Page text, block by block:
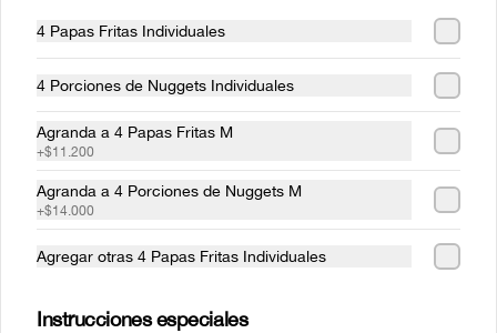
Despacho
Información sobre Productos e Imágenes
Politica de Consumidor y Campaña
Política de privacidad y tratamiento de datos personales
Términos y condiciones
Redes sociales
4 Papas Fritas Individuales
4 Porciones de Nuggets Individuales
Agranda a 4 Papas Fritas M
+$11.200
Agranda a 4 Porciones de Nuggets M
+$14.000
Agregar otras 4 Papas Fritas Individuales
Instrucciones especiales